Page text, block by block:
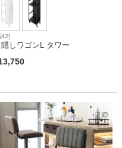
42]
隠しワゴンL タワー